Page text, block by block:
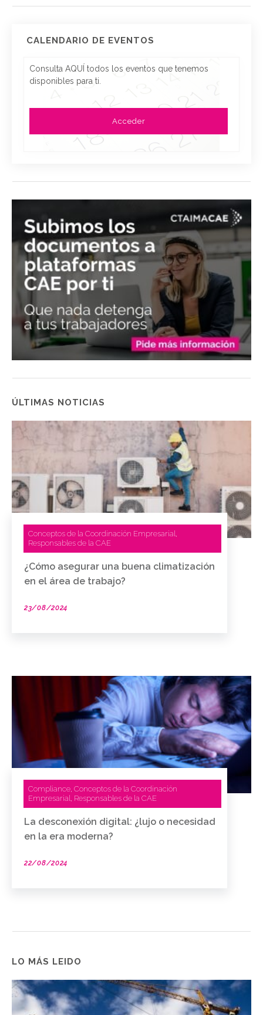
CALENDARIO DE EVENTOS
Consulta AQUÍ todos los eventos que tenemos
disponibles para ti.
Acceder
ÚLTIMAS NOTICIAS
Conceptos de la Coordinación Empresarial,
Responsables de la CAE
¿Cómo asegurar una buena climatización
en el área de trabajo?
23/08/2024
Compliance, Conceptos de la Coordinación
Empresarial, Responsables de la CAE
La desconexión digital: ¿lujo o necesidad
en la era moderna?
22/08/2024
LO MÁS LEIDO